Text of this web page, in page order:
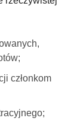
członkom